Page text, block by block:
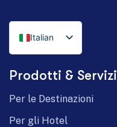
Italian
English
German
Prodotti & Servizi
Per le Destinazioni
Per gli Hotel